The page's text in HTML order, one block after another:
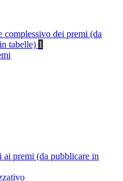
complessivo dei premi (da
tabelle) 1
ai premi (da pubblicare in